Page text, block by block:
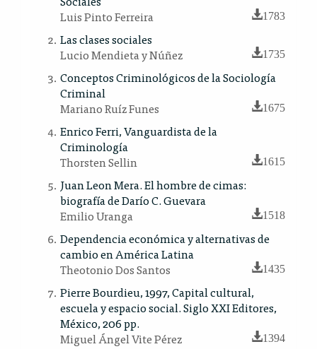
Luis Pinto Ferreira
1783
Las clases sociales
Lucio Mendieta y Núñez
1735
Conceptos Criminológicos de la Sociología
Criminal
Mariano Ruíz Funes
1675
Enrico Ferri, Vanguardista de la
Criminología
Thorsten Sellin
1615
Juan Leon Mera. El hombre de cimas:
biografía de Darío C. Guevara
Emilio Uranga
1518
Dependencia económica y alternativas de
cambio en América Latina
Theotonio Dos Santos
1435
Pierre Bourdieu, 1997, Capital cultural,
escuela y espacio social. Siglo XXI Editores,
México, 206 pp.
Miguel Ángel Vite Pérez
1394